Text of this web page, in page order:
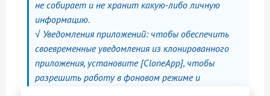
не собирает и не хранит какую-либо личную
информацию.
√ Уведомления приложений: чтобы обеспечить
своевременные уведомления из клонированного
приложения, установите [CloneApp], чтобы
разрешить работу в фоновом режиме и